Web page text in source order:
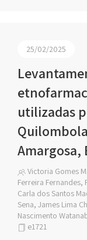
25/02/2025
utilizadas
Amargosa,
Victoria Gomes
Ferreira
Carla dos Santos
Sena, James Lima
Nascimento
e1721